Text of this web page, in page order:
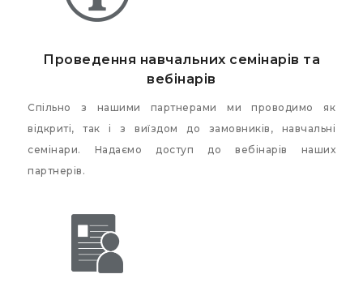
Проведення навчальних семінарів та
вебінарів
Спільно з нашими партнерами ми проводимо як
відкриті, так і з виїздом до замовників, навчальні
семінари. Надаємо доступ до вебінарів наших
партнерів.